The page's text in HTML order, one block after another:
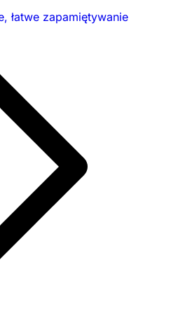
łatwe zapamiętywanie